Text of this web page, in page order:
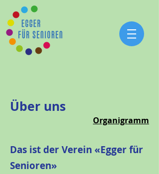
Über uns
Organigramm
Das ist der Verein «Egger für
Senioren»